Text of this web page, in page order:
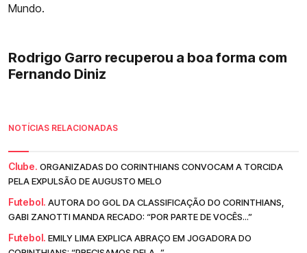
Mundo.
Rodrigo Garro recuperou a boa forma com
Fernando Diniz
NOTÍCIAS RELACIONADAS
Clube. ORGANIZADAS DO CORINTHIANS CONVOCAM A TORCIDA
PELA EXPULSÃO DE AUGUSTO MELO
Futebol. AUTORA DO GOL DA CLASSIFICAÇÃO DO CORINTHIANS,
GABI ZANOTTI MANDA RECADO: “POR PARTE DE VOCÊS...”
Futebol. EMILY LIMA EXPLICA ABRAÇO EM JOGADORA DO